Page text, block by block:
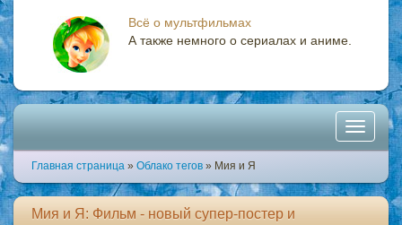
Всё о мультфильмах
А также немного о сериалах и аниме.
Toggle
Главная страница » Облако тегов » Мия и Я
Мия и Я: Фильм - новый супер-постер и